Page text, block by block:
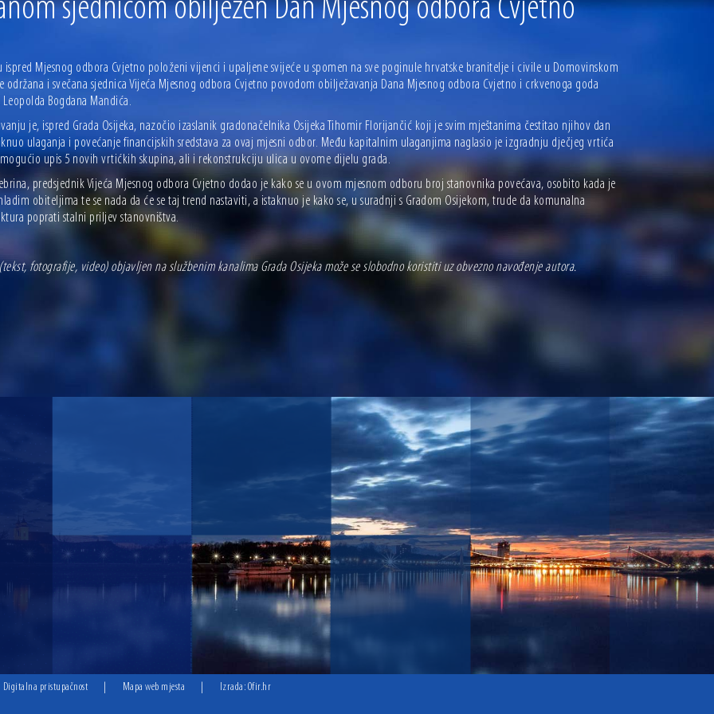
godine pod kontrolom
i Dan hrvatskih braniteljasjednicom obilježen Dan Mjesnog odbora Cvjetno
ispred Mjesnog odbora Cvjetno položeni vijenci i upaljene svijeće u spomen na sve poginule hrvatske branitelje i civile u Domovinskom
održana i svečana sjednica Vijeća Mjesnog odbora Cvjetno povodom obilježavanja Dana Mjesnog odbora Cvjetno i crkvenoga goda
Leopolda Bogdana Mandića.
je, ispred Grada Osijeka, nazočio izaslanik gradonačelnika Osijeka Tihomir Florijančić koji je svim mještanima čestitao njihov dan
ulaganja i povećanje financijskih sredstava za ovaj mjesni odbor. Među kapitalnim ulaganjima naglasio je izgradnju dječjeg vrtića
upis 5 novih vrtićkih skupina, ali i rekonstrukciju ulica u ovome dijelu grada.
predsjednik Vijeća Mjesnog odbora Cvjetno dodao je kako se u ovom mjesnom odboru broj stanovnika povećava, osobito kada je
obiteljima te se nada da će se taj trend nastaviti, a istaknuo je kako se, u suradnji s Gradom Osijekom, trude da komunalna
poprati stalni priljev stanovništva.
fotografije, video) objavljen na službenim kanalima Grada Osijeka može se slobodno koristiti uz obvezno navođenje autora.
Digitalna pristupačnost Mapa web mjesta Izrada: Ofir.hr